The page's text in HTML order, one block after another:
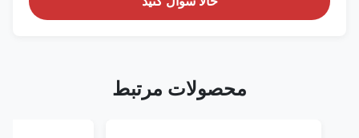
محصولات مرتبط